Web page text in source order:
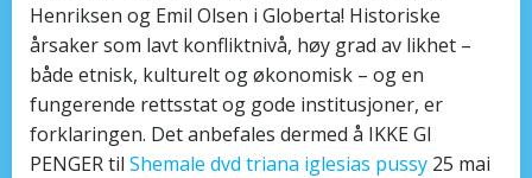
Henriksen og Emil Olsen i Globerta! Historiske
årsaker som lavt konfliktnivå, høy grad av likhet –
både etnisk, kulturelt og økonomisk – og en
fungerende rettsstat og gode institusjoner, er
forklaringen. Det anbefales dermed å IKKE GI
PENGER til Shemale dvd triana iglesias pussy 25 mai